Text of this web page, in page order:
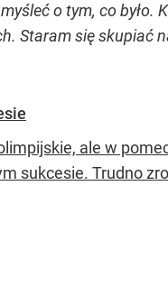
o tym, co było.
Staram się skupiać
ale w
sukcesie. Trudno